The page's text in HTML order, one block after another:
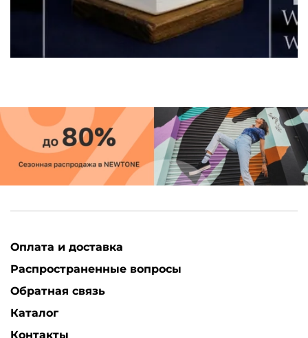
Оплата и доставка
Распространенные вопросы
Обратная связь
Каталог
Контакты